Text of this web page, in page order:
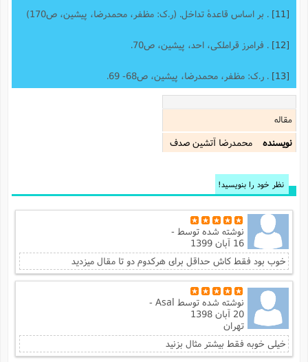
. بر اساس قاعدۀ تداخل. (ر.ک: مظفر، محمدرضا، پیشین، ص170)
. فرامرز قراملکی، احد، پیشین، ص70.
. ر.ک: مظفر، محمدرضا، پیشین، ص68- 69.
مقاله
نویسنده
محمدرضا آتشين صدف
نظر خود را بنویسید!
نوشته شده توسط-
16 آبان 1399
خوب بود فقط کاش حداقل برای هرکدوم دو تا مقال میزدید
نوشته شده توسطAsal -
20 آبان 1398
تهران
خیلی خوبه فقط بیشتر مثال بزنید